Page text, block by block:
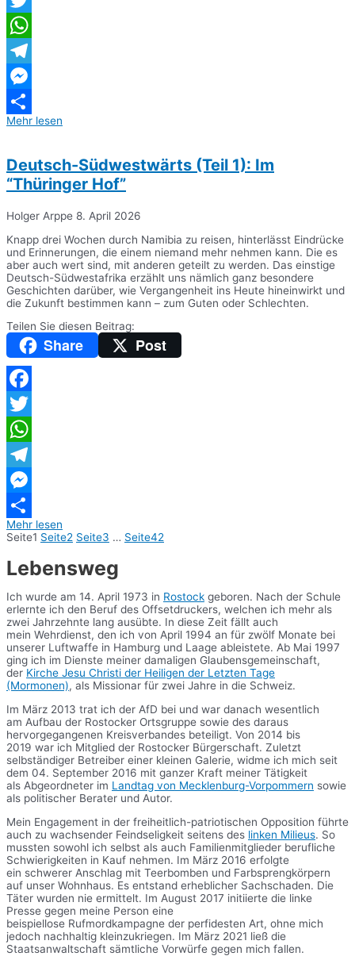
Twitter
WhatsApp
Telegram
Messenger
Teilen
Mehr lesen
Deutsch-Südwestwärts (Teil 1): Im
“Thüringer Hof”
Holger Arppe 8. April 2026
Knapp drei Wochen durch Namibia zu reisen, hinterlässt Eindrücke
und Erinnerungen, die einem niemand mehr nehmen kann. Die es
aber auch wert sind, mit anderen geteilt zu werden. Das einstige
Deutsch-Südwestafrika erzählt uns nämlich ganz besondere
Geschichten darüber, wie Vergangenheit ins Heute hineinwirkt und
die Zukunft bestimmen kann – zum Guten oder Schlechten.
Teilen Sie diesen Beitrag:
Share Post
Facebook
Twitter
WhatsApp
Telegram
Messenger
Teilen
Mehr lesen
Seite1 Seite2 Seite3 … Seite42
Lebensweg
Ich wurde am 14. April 1973 in Rostock geboren. Nach der Schule
erlernte ich den Beruf des Offsetdruckers, welchen ich mehr als
zwei Jahrzehnte lang ausübte. In diese Zeit fällt auch
mein Wehrdienst, den ich von April 1994 an für zwölf Monate bei
unserer Luftwaffe in Hamburg und Laage ableistete. Ab Mai 1997
ging ich im Dienste meiner damaligen Glaubensgemeinschaft,
der Kirche Jesu Christi der Heiligen der Letzten Tage
(Mormonen), als Missionar für zwei Jahre in die Schweiz.
Im März 2013 trat ich der AfD bei und war danach wesentlich
am Aufbau der Rostocker Ortsgruppe sowie des daraus
hervorgegangenen Kreisverbandes beteiligt. Von 2014 bis
2019 war ich Mitglied der Rostocker Bürgerschaft. Zuletzt
selbständiger Betreiber einer kleinen Galerie, widme ich mich seit
dem 04. September 2016 mit ganzer Kraft meiner Tätigkeit
als Abgeordneter im Landtag von Mecklenburg-Vorpommern sowie
als politischer Berater und Autor.
Mein Engagement in der freiheitlich-patriotischen Opposition führte
auch zu wachsender Feindseligkeit seitens des linken Milieus. So
mussten sowohl ich selbst als auch Familienmitglieder berufliche
Schwierigkeiten in Kauf nehmen. Im März 2016 erfolgte
ein schwerer Anschlag mit Teerbomben und Farbsprengkörpern
auf unser Wohnhaus. Es entstand erheblicher Sachschaden. Die
Täter wurden nie ermittelt. Im August 2017 initiierte die linke
Presse gegen meine Person eine
beispiellose Rufmordkampagne der perfidesten Art, ohne mich
jedoch nachhaltig kleinzukriegen. Im März 2021 ließ die
Staatsanwaltschaft sämtliche Vorwürfe gegen mich fallen.